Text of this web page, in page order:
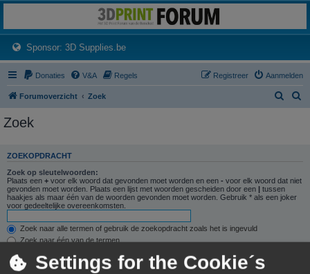
Het 3D print forum van de Benelux na de sluiting van 3dprintforum.nl
Sponsor: 3D Supplies.be(Opens a new tab)
Donaties V&A Regels Aanmelden
Registreer
Forumoverzicht Zoek
Zoek
ZOEKOPDRACHT
Zoek op sleutelwoorden:
Plaats een + voor elk woord dat gevonden moet worden en een - voor elk woord dat niet
gevonden moet worden. Plaats een lijst met woorden gescheiden door een
tussen
haakjes als maar één van de woorden gevonden moet worden. Gebruik * als een joker
voor gedeeltelijke overeenkomsten.
Zoek naar alle termen of gebruik de zoekopdracht zoals het is ingevuld
Zoek naar één van de termen
Zoek naar auteur:
Gebruik * als een joker voor gedeeltelijke overeenkomsten.
Settings for the Cookie´s